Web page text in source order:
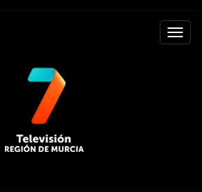
Toggle